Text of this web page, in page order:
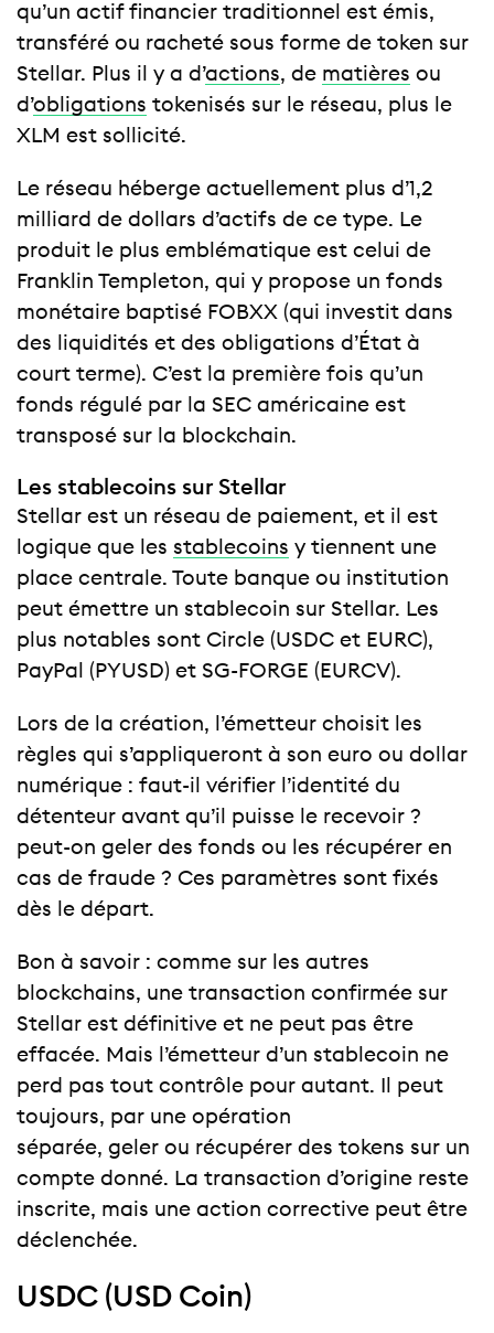
qu’un actif financier traditionnel est émis,
transféré ou racheté sous forme de token sur
Stellar. Plus il y a d’actions, de matières ou
d’obligations tokenisés sur le réseau, plus le
XLM est sollicité.
Le réseau héberge actuellement plus d’1,2
milliard de dollars d’actifs de ce type. Le
produit le plus emblématique est celui de
Franklin Templeton, qui y propose un fonds
monétaire baptisé FOBXX (qui investit dans
des liquidités et des obligations d’État à
court terme). C’est la première fois qu’un
fonds régulé par la SEC américaine est
transposé sur la blockchain.
Les stablecoins sur Stellar
Stellar est un réseau de paiement, et il est
logique que les stablecoins y tiennent une
place centrale. Toute banque ou institution
peut émettre un stablecoin sur Stellar. Les
plus notables sont Circle (USDC et EURC),
PayPal (PYUSD) et SG-FORGE (EURCV).
Lors de la création, l’émetteur choisit les
règles qui s’appliqueront à son euro ou dollar
numérique : faut-il vérifier l’identité du
détenteur avant qu’il puisse le recevoir ?
peut-on geler des fonds ou les récupérer en
cas de fraude ? Ces paramètres sont fixés
dès le départ.
Bon à savoir : comme sur les autres
blockchains, une transaction confirmée sur
Stellar est définitive et ne peut pas être
effacée. Mais l’émetteur d’un stablecoin ne
perd pas tout contrôle pour autant. Il peut
toujours, par une opération
séparée, geler ou récupérer des tokens sur un
compte donné. La transaction d’origine reste
inscrite, mais une action corrective peut être
déclenchée.
USDC (USD Coin)